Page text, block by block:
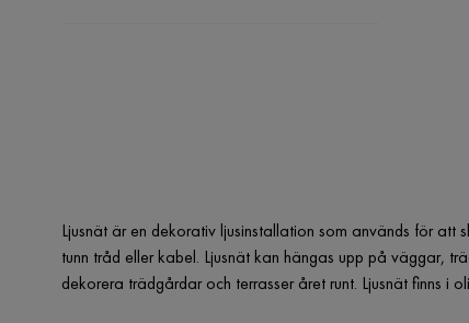
Ljusnät är en dekorativ ljusinstallation som används för
tunn tråd eller kabel. Ljusnät kan hängas upp på väggar,
dekorera trädgårdar och terrasser året runt. Ljusnät finns i